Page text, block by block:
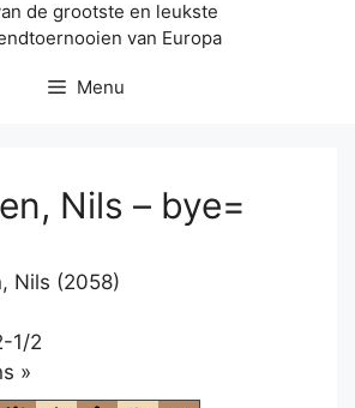
de grootste en leukste
van Europa
Menu
Nils – bye=
Nils (2058)
1/2
»
om